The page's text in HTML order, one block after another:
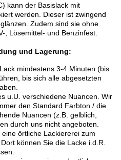
kann der Basislack mit
werden. Dieser ist zwingend
Zudem sind sie ohne
, Lösemittel- und Benzinfest.
und Lagerung:
mindestens 3-4 Minuten (bis
bis sich alle abgesetzten
u.U. verschiedene Nuancen. Wir
den Standard Farbton / die
Nuancen (z.B. gelblich,
durch uns nicht angeboten.
örtliche Lackiererei zum
können Sie die Lacke i.d.R.